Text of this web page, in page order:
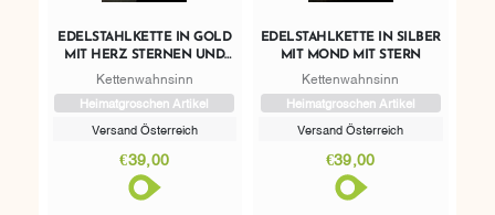
EDELSTAHLKETTE IN GOLD
MIT HERZ STERNEN UND
MOND
Kettenwahnsinn
Heimatgroschen Artikel
Versand Österreich
€39,00
EDELSTAHLKETTE IN SILBER
MIT MOND MIT STERN
Kettenwahnsinn
Heimatgroschen Artikel
Versand Österreich
€39,00